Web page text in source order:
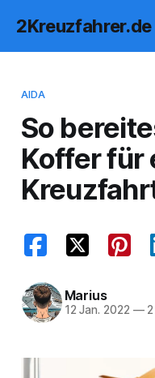
2Kreuzfahrer.de
AIDA
So
Koffer für
Marius
12 Jan. 2022 —2